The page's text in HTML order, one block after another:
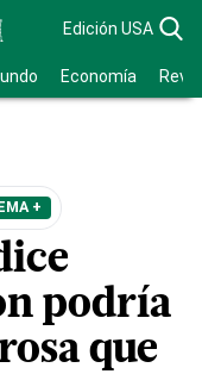
Edición USA
Economía
+
podría
que